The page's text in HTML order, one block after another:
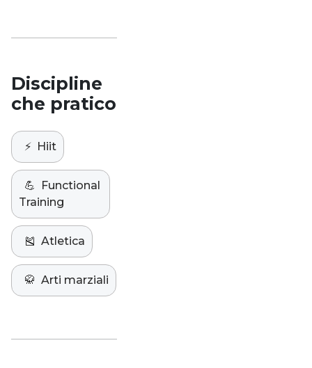
Discipline
che pratico
⚡️ Hiit
💪
Functional
Training
🎽 Atletica
🥋 Arti marziali